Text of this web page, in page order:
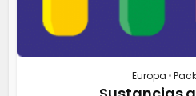
Europa •